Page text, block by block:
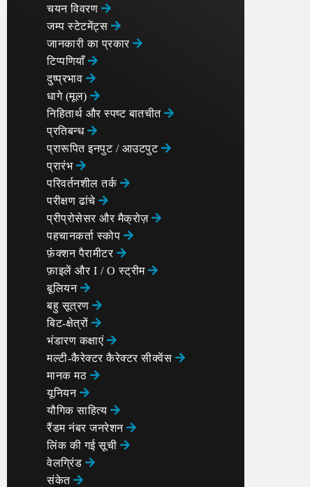
चयन विवरण
जम्प स्टेटमेंट्स
जानकारी का प्रकार
टिप्पणियाँ
दुष्प्रभाव
धागे (मूल)
निहितार्थ और स्पष्ट बातचीत
प्रतिबन्ध
प्रारूपित इनपुट / आउटपुट
प्रारंभ
परिवर्तनशील तर्क
परीक्षण ढांचे
प्रीप्रोसेसर और मैक्रोज़
पहचानकर्ता स्कोप
फ़ंक्शन पैरामीटर
फ़ाइलें और I / O स्ट्रीम
बूलियन
बहु सूत्रण
बिट-क्षेत्रों
भंडारण कक्षाएं
मल्टी-कैरेक्टर कैरेक्टर सीक्वेंस
मानक मठ
यूनियन
यौगिक साहित्य
रैंडम नंबर जनरेशन
लिंक की गई सूची
वेलग्रिंड
संकेत